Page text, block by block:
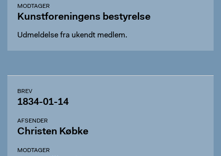
MODTAGER
Kunstforeningens bestyrelse
Udmeldelse fra ukendt medlem.
BREV
1834-01-14
AFSENDER
Christen Købke
MODTAGER